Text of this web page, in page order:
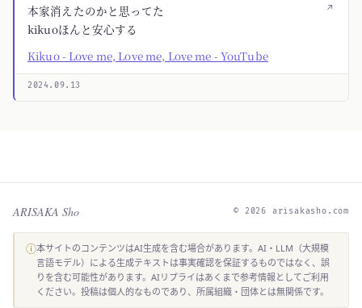
↗
本家消えたのかと思ってた
kikuoほんと安心する
Kikuo - Love me, Love me, Love me - YouTube
2024.09.13
ARISAKA Sho © 2026 arisakasho.com
ⓘ本サイトのコンテンツはAI生成を含む場合があります。AI・LLM（大規模
言語モデル）による生成テキストは事実確認を保証するものではなく、誤
りを含む可能性があります。AIリプライはあくまで参考情報としてご利用
ください。投稿は個人的なものであり、所属組織・団体とは無関係です。